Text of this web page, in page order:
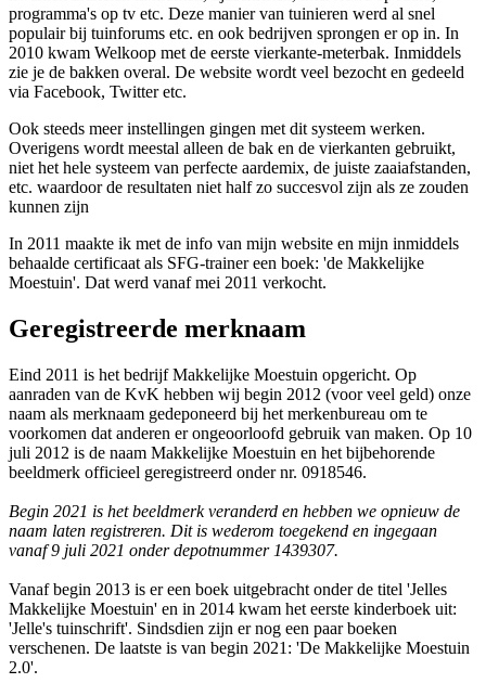
programma's op tv etc. Deze manier van tuinieren werd al snel
populair bij tuinforums etc. en ook bedrijven sprongen er op in. In
2010 kwam Welkoop met de eerste vierkante-meterbak. Inmiddels
zie je de bakken overal. De website wordt veel bezocht en gedeeld
via Facebook, Twitter etc.
Ook steeds meer instellingen gingen met dit systeem werken.
Overigens wordt meestal alleen de bak en de vierkanten gebruikt,
niet het hele systeem van perfecte aardemix, de juiste zaaiafstanden,
etc. waardoor de resultaten niet half zo succesvol zijn als ze zouden
kunnen zijn
In 2011 maakte ik met de info van mijn website en mijn inmiddels
behaalde certificaat als SFG-trainer een boek: 'de Makkelijke
Moestuin'. Dat werd vanaf mei 2011 verkocht.
Geregistreerde merknaam
Eind 2011 is het bedrijf Makkelijke Moestuin opgericht. Op
aanraden van de KvK hebben wij begin 2012 (voor veel geld) onze
naam als merknaam gedeponeerd bij het merkenbureau om te
voorkomen dat anderen er ongeoorloofd gebruik van maken. Op 10
juli 2012 is de naam Makkelijke Moestuin en het bijbehorende
beeldmerk officieel geregistreerd onder nr. 0918546.
Begin 2021 is het beeldmerk veranderd en hebben we opnieuw de
naam laten registreren. Dit is wederom toegekend en ingegaan
vanaf 9 juli 2021 onder depotnummer 1439307.
Vanaf begin 2013 is er een boek uitgebracht onder de titel 'Jelles
Makkelijke Moestuin' en in 2014 kwam het eerste kinderboek uit:
'Jelle's tuinschrift'. Sindsdien zijn er nog een paar boeken
verschenen. De laatste is van begin 2021: 'De Makkelijke Moestuin
2.0'.